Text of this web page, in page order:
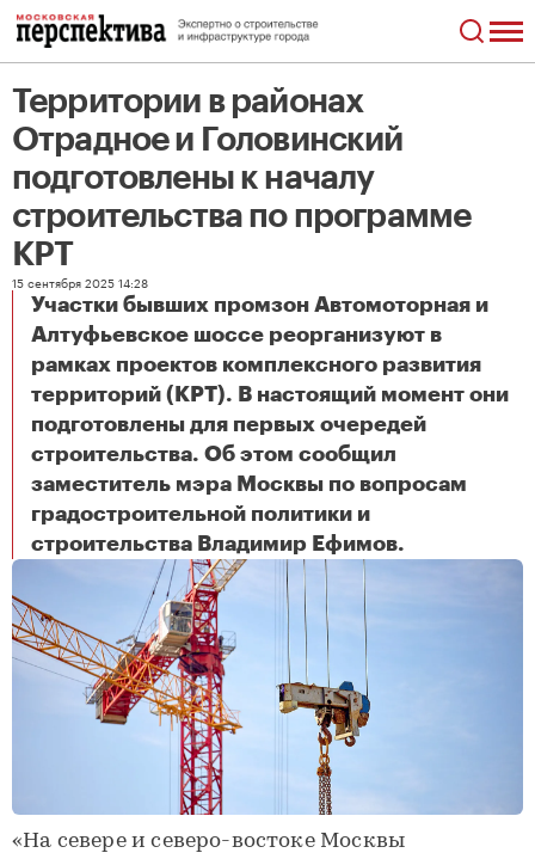
Территории в районах
Отрадное и Головинский
подготовлены к началу
строительства по программе
КРТ
15 сентября 2025 14:28
Участки бывших промзон Автомоторная и
Алтуфьевское шоссе реорганизуют в
рамках проектов комплексного развития
территорий (КРТ). В настоящий момент они
подготовлены для первых очередей
строительства. Об этом сообщил
заместитель мэра Москвы по вопросам
градостроительной политики и
строительства Владимир Ефимов.
«На севере и северо-востоке Москвы